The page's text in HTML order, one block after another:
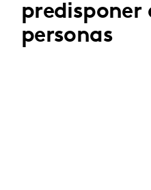
predisponer
personas